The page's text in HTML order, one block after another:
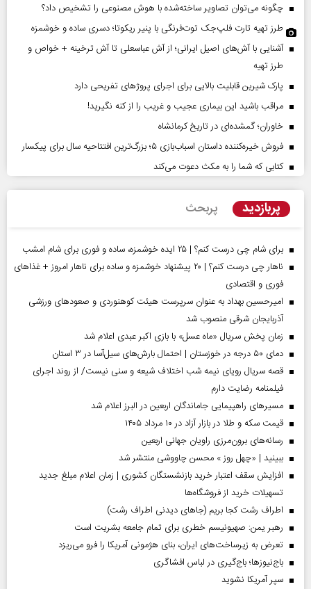
چگونه می‌توان تصاویر ساخته‌شده با هوش مصنوعی را تشخیص داد؟
طرز تهیه تارت فلپ‌جک توت‌فرنگی با پنیر ریکوتا؛ دسری ساده و خوشمزه
آشنایی با آش‌های اصیل ایرانی؛ از آش عباسعلی تا آش ترخینه + خواص و
طرز تهیه
پارک شیرین قابلیت‌ بالایی برای اجرای پروژهای تفریحی دارد
مراقب باشید این بیماری عجیب و غریب را از کنه نگیرید!
خاوران؛ گمشده‌ای در تاریخ کرمانشاه
فروش خیره‌کننده داستان اسباب‌بازی ۵؛ بزرگ‌ترین افتتاحیه سال برای پیکسار
کتابی که شما را به مکث دعوت می‌کند
پربازدید پربحث
برای شام چی درست کنم؟ | ۲۵ ایده خوشمزه، ساده و فوری برای شام امشب
ناهار چی درست کنم؟ | ۲۰ پیشنهاد خوشمزه و ساده برای ناهار امروز + غذاهای
فوری و اقتصادی
امیرحسین بهداد به عنوان سرپرست هیئت کوهنوردی و صعودهای ورزشی
آذربایجان شرقی منصوب شد
زمان پخش سریال «ماه عسل» با بازی اکبر عبدی اعلام شد
دمای ۵۰ درجه در خوزستان | احتمال بارش‌های سیل‌آسا در ۳ استان
قصه سریال رویای نیمه شب اختلاف شیعه و سنی نیست/ از روند اجرای
فیلمنامه رضایت دارم
مسیر‌های راهپیمایی جاماندگان اربعین در البرز اعلام شد
قیمت سکه و طلا در بازار آزاد در ۱۰ مرداد ۱۴۰۵
رسانه‌های برون‌مرزی راویان جهانی اربعین
ببینید | «چهل روز » محسن چاووشی منتشر شد
افزایش سقف اعتبار خرید بازنشستگان کشوری | زمان اعلام مبلغ جدید
تسهیلات خرید از فروشگاه‌ها
اطراف رشت کجا بریم (جاهای دیدنی اطراف رشت)
رهبر یمن: صهیونیسم خطری برای تمام جامعه بشریت است
تعرض به زیرساخت‌های ایران، بنای هژمونی آمریکا را فرو می‌ریزد
باج‌نیوزها؛ باج‌گیری در لباس افشاگری
سپر آمریکا نشوید